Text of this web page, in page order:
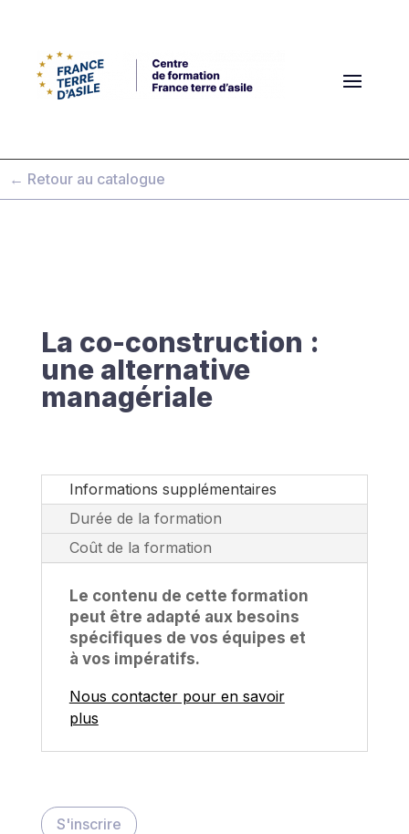
← Retour au catalogue
La co-construction :
une alternative
managériale
Informations supplémentaires
Durée de la formation
Coût de la formation
Le contenu de cette formation
peut être adapté aux besoins
spécifiques de vos équipes et
à vos impératifs.
Nous contacter pour en savoir
plus
S'inscrire